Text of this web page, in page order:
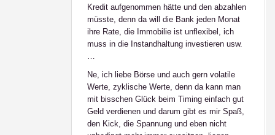
Kredit aufgenommen hätte und den abzahlen
müsste, denn da will die Bank jeden Monat
ihre Rate, die Immobilie ist unflexibel, ich
muss in die Instandhaltung investieren usw.
…
Ne, ich liebe Börse und auch gern volatile
Werte, zyklische Werte, denn da kann man
mit bisschen Glück beim Timing einfach gut
Geld verdienen und darum gibt es mir Spaß,
den Kick, die Spannung und eben nicht